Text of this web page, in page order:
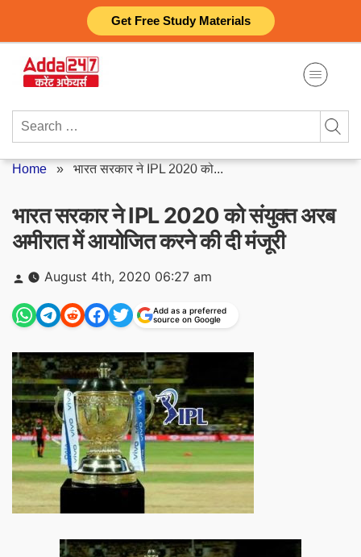
Get Free Study Materials
content
Search
Home » भारत सरकार ने IPL 2020 को...
भारत सरकार ने IPL 2020 को संयुक्त अरब
अमीरात में आयोजित करने की दी मंजूरी
Posted
by
August 4th, 2020 06:27 am
Add as a preferred
source on Google